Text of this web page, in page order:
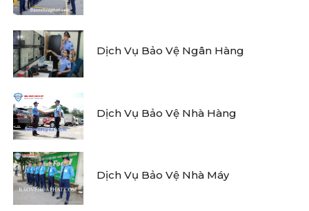
Dịch Vụ Bảo Vệ Ngân Hàng
Dịch Vụ Bảo Vệ Nhà Hàng
Dịch Vụ Bảo Vệ Nhà Máy